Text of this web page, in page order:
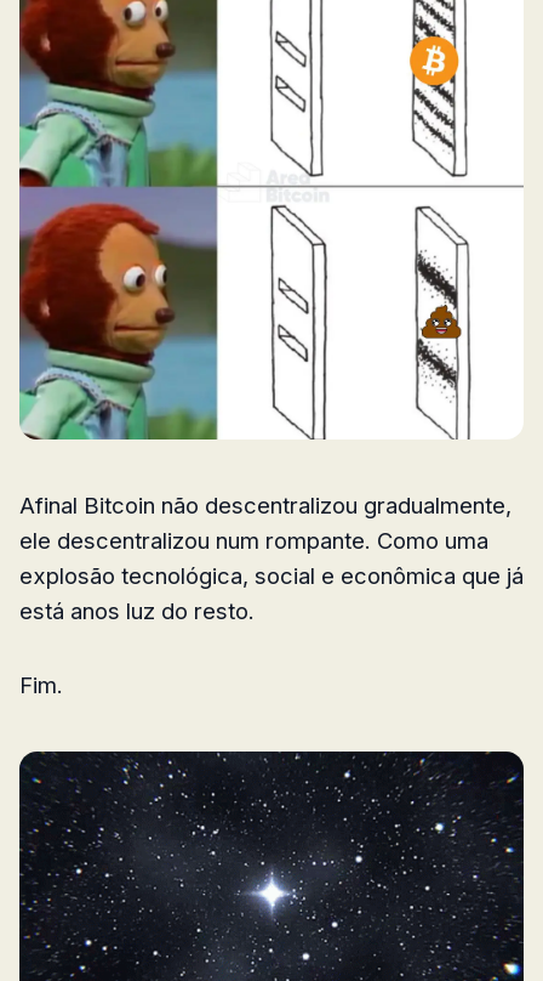
Afinal Bitcoin não descentralizou gradualmente,
ele descentralizou num rompante. Como uma
explosão tecnológica, social e econômica que já
está anos luz do resto.
Fim.